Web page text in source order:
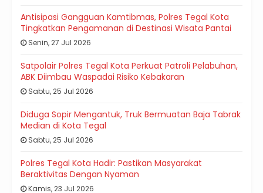
Antisipasi Gangguan Kamtibmas, Polres Tegal Kota
Tingkatkan Pengamanan di Destinasi Wisata Pantai
Senin, 27 Jul 2026
Satpolair Polres Tegal Kota Perkuat Patroli Pelabuhan,
ABK Diimbau Waspadai Risiko Kebakaran
Sabtu, 25 Jul 2026
Diduga Sopir Mengantuk, Truk Bermuatan Baja Tabrak
Median di Kota Tegal
Sabtu, 25 Jul 2026
Polres Tegal Kota Hadir: Pastikan Masyarakat
Beraktivitas Dengan Nyaman
Kamis, 23 Jul 2026